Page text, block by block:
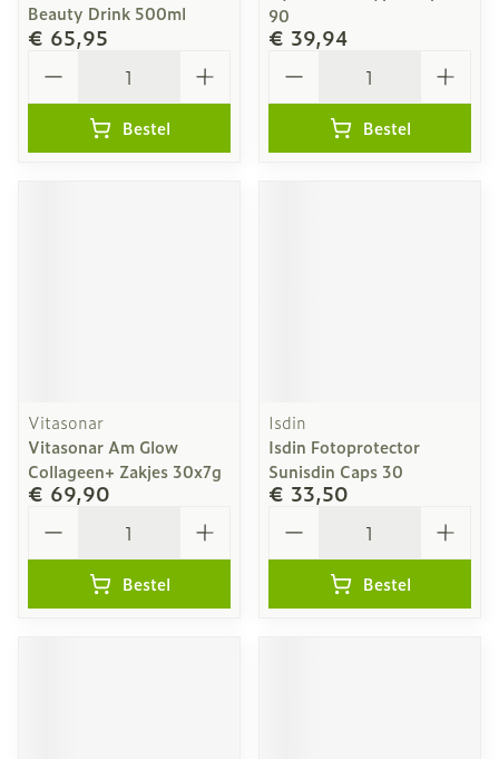
Beauty Drink 500ml
€ 65,95
Bestel
90
€ 39,94
Bestel
Vitasonar
Vitasonar Am Glow
Collageen+ Zakjes 30x7g
€ 69,90
Bestel
Isdin
Isdin Fotoprotector
Sunisdin Caps 30
€ 33,50
Bestel